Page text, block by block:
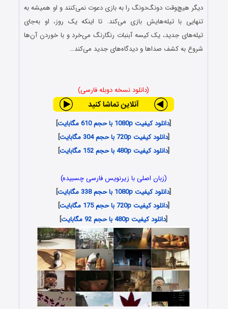
دیگر هیچ‌وقت دونگ‌دونگ را به بازی دعوت نمی‌کنند و او همیشه به
تنهایی با تیله‌هایش بازی می‌کند. تا اینکه یک روز، او به‌جای
تیله‌های جدید، یک کیسه آبنبات رنگارنگ می‌خرد و با خوردن آن‌ها
شروع به کشف صداها و دیدگاه‌های جدید می‌کند…
(دانلود نسخه دوبله فارسی)
[دانلود کیفیت 1080p با حجم 610 مگابایت
]
[دانلود کیفیت 720p با حجم 304 مگابایت
]
[دانلود کیفیت 480p با حجم 152 مگابایت ]
(زبان اصلی با زیرنویس فارسی چسبیده)
[دانلود کیفیت 1080p با حجم 338 مگابایت
]
[دانلود کیفیت 720p با حجم 175 مگابایت
]
[دانلود کیفیت 480p با حجم 92 مگابایت ]